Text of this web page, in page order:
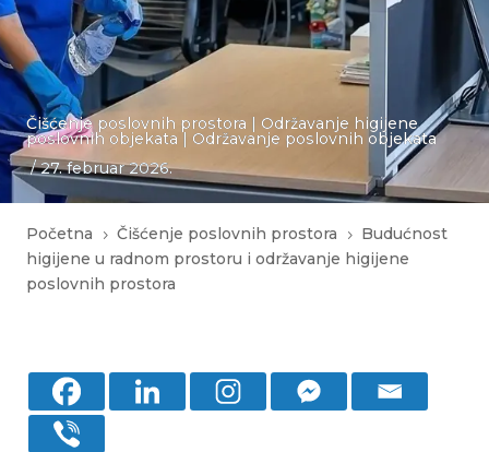
Čišćenje poslovnih prostora | Održavanje higijene
poslovnih objekata | Održavanje poslovnih objekata
/ 27. februar 2026.
Početna 5 Čišćenje poslovnih prostora 5
Budućnost
higijene u radnom prostoru i održavanje higijene
poslovnih prostora